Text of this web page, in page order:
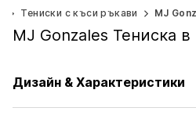
Тениски с къси ръкави MJ
MJ Gonzales Тениска в
Дизайн & Характеристики